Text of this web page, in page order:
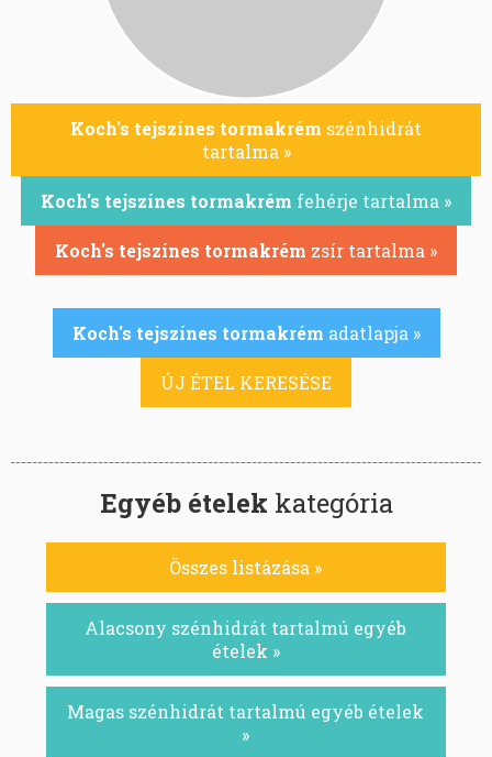
Koch's tejszínes tormakrém szénhidrát
tartalma »
Koch's tejszínes tormakrém fehérje tartalma »
Koch's tejszínes tormakrém zsír tartalma »
Koch's tejszínes tormakrém adatlapja »
ÚJ ÉTEL KERESÉSE
Egyéb ételek kategória
Összes listázása »
Alacsony szénhidrát tartalmú egyéb
ételek »
Magas szénhidrát tartalmú egyéb ételek
»